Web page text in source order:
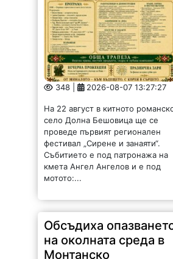
348 | 2026-08-07 13:27:27
село Долна Бешовица ще се
проведе първият регионален
фестивал „Сирене и занаяти“.
Събитието е под патронажа на
кмета Ангел Ангелов и е под
мотото:...
Обсъдиха опазването
на околната среда в
Монтанско